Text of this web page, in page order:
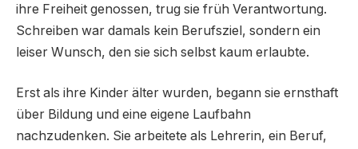
ihre Freiheit genossen, trug sie früh Verantwortung.
Schreiben war damals kein Berufsziel, sondern ein
leiser Wunsch, den sie sich selbst kaum erlaubte.
Erst als ihre Kinder älter wurden, begann sie ernsthaft
über Bildung und eine eigene Laufbahn
nachzudenken. Sie arbeitete als Lehrerin, ein Beruf,